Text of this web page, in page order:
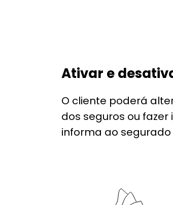
O cliente poderá
dos seguros ou
informa ao
Ativar e